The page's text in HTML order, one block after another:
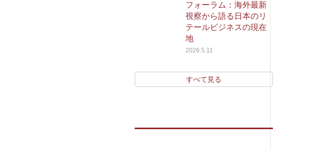
フォーラム：海外最新
視察から語る日本のリ
テールビジネスの現在
地
2026.5.11
すべて見る